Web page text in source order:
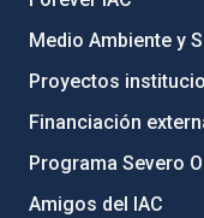
Medio Ambiente y
Proyectos
Financiación
Programa Severo
Amigos del IAC